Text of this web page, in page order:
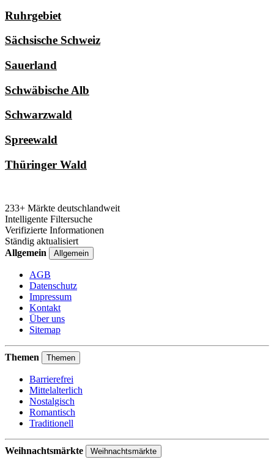
Ruhrgebiet
Sächsische Schweiz
Sauerland
Schwäbische Alb
Schwarzwald
Spreewald
Thüringer Wald
233+ Märkte deutschlandweit
Intelligente Filtersuche
Verifizierte Informationen
Ständig aktualisiert
Allgemein
Allgemein
AGB
Datenschutz
Impressum
Kontakt
Über uns
Sitemap
Themen Themen
Barrierefrei
Mittelalterlich
Nostalgisch
Romantisch
Traditionell
Weihnachtsmärkte Weihnachtsmärkte